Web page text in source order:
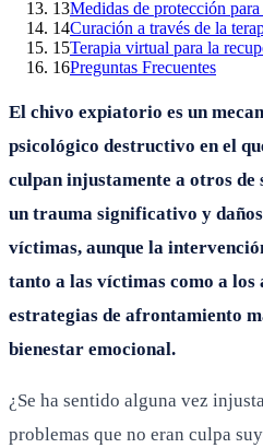
13Medidas de protección
14Curación a través de la
15Terapia virtual para la
16Preguntas Frecuentes
El chivo expiatorio es un
psicológico destructivo en el
culpan injustamente a otros de
un trauma significativo y
víctimas, aunque la
tanto a las víctimas como a
estrategias de afrontamiento
bienestar emocional.
¿Se ha sentido alguna vez
problemas que no eran culpa